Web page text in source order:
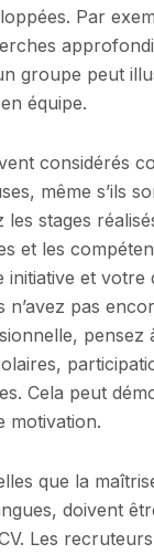
Par
groupe peut
équipe.
considérés
même s’ils
les stages
et les
initiative et votre
n’avez pas
pensez
Cela peut
motivation.
que la
doivent
Les